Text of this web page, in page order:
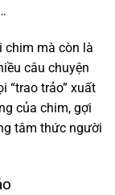
chim mà còn là
câu chuyện
“trao trảo” xuất
của chim, gợi
tâm thức người